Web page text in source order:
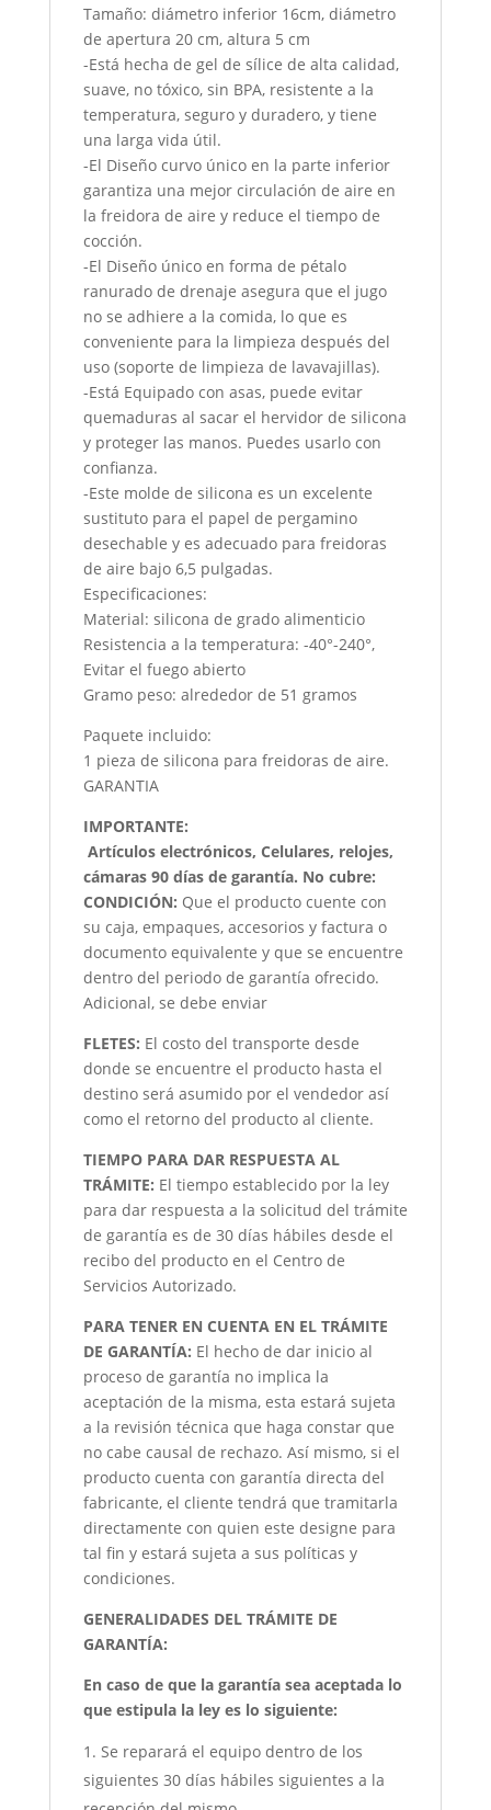
Tamaño: diámetro inferior 16cm, diámetro
de apertura 20 cm, altura 5 cm
-Está hecha de gel de sílice de alta calidad,
suave, no tóxico, sin BPA, resistente a la
temperatura, seguro y duradero, y tiene
una larga vida útil.
-El Diseño curvo único en la parte inferior
garantiza una mejor circulación de aire en
la freidora de aire y reduce el tiempo de
cocción.
-El Diseño único en forma de pétalo
ranurado de drenaje asegura que el jugo
no se adhiere a la comida, lo que es
conveniente para la limpieza después del
uso (soporte de limpieza de lavavajillas).
-Está Equipado con asas, puede evitar
quemaduras al sacar el hervidor de silicona
y proteger las manos. Puedes usarlo con
confianza.
-Este molde de silicona es un excelente
sustituto para el papel de pergamino
desechable y es adecuado para freidoras
de aire bajo 6,5 pulgadas.
Especificaciones:
Material: silicona de grado alimenticio
Resistencia a la temperatura: -40°-240°,
Evitar el fuego abierto
Gramo peso: alrededor de 51 gramos
Paquete incluido:
1 pieza de silicona para freidoras de aire.
GARANTIA
IMPORTANTE:
Artículos electrónicos, Celulares, relojes,
cámaras 90 días de garantía. No cubre:
CONDICIÓN: Que el producto cuente con
su caja, empaques, accesorios y factura o
documento equivalente y que se encuentre
dentro del periodo de garantía ofrecido.
Adicional, se debe enviar
FLETES: El costo del transporte desde
donde se encuentre el producto hasta el
destino será asumido por el vendedor así
como el retorno del producto al cliente.
TIEMPO PARA DAR RESPUESTA AL
TRÁMITE: El tiempo establecido por la ley
para dar respuesta a la solicitud del trámite
de garantía es de 30 días hábiles desde el
recibo del producto en el Centro de
Servicios Autorizado.
PARA TENER EN CUENTA EN EL TRÁMITE
DE GARANTÍA: El hecho de dar inicio al
proceso de garantía no implica la
aceptación de la misma, esta estará sujeta
a la revisión técnica que haga constar que
no cabe causal de rechazo. Así mismo, si el
producto cuenta con garantía directa del
fabricante, el cliente tendrá que tramitarla
directamente con quien este designe para
tal fin y estará sujeta a sus políticas y
condiciones.
GENERALIDADES DEL TRÁMITE DE
GARANTÍA:
En caso de que la garantía sea aceptada lo
que estipula la ley es lo siguiente:
Se reparará el equipo dentro de los
siguientes 30 días hábiles siguientes a la